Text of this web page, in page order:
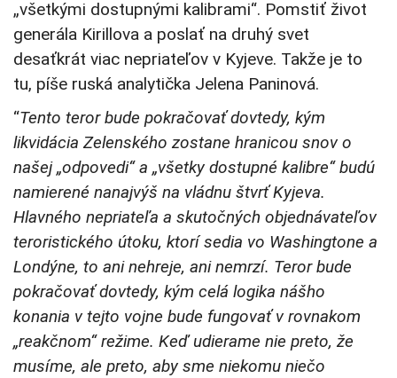
„všetkými dostupnými kalibrami“. Pomstiť život
generála Kirillova a poslať na druhý svet
desaťkrát viac nepriateľov v Kyjeve. Takže je to
tu, píše ruská analytička Jelena Paninová.
“Tento terorbude pokračovať dovtedy, kým
likvidácia Zelenského zostane hranicou snov o
našej „odpovedi“ a „všetky dostupné kalibre“ budú
namierené nanajvýš na vládnu štvrť Kyjeva.
Hlavného nepriateľa a skutočných objednávateľov
teroristického útoku, ktorí sedia vo Washingtone a
Londýne, to ani nehreje, ani nemrzí. Teror bude
pokračovať dovtedy, kým celá logika nášho
konania v tejto vojne bude fungovať v rovnakom
„reakčnom“ režime. Keď udierame nie preto, že
musíme, ale preto, aby sme niekomu niečo